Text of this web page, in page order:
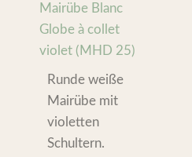
Mairübe Blanc
Globe à collet
violet (MHD 25)
Runde weiße
Mairübe mit
violetten
Schultern.